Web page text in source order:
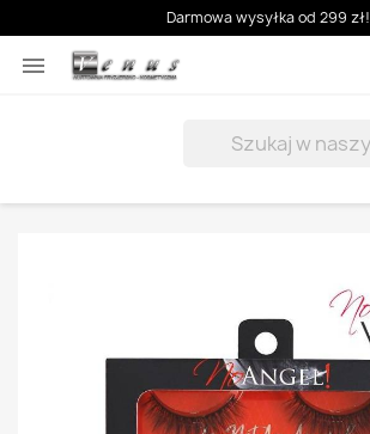
Darmowa wysyłka od 299 zł!
